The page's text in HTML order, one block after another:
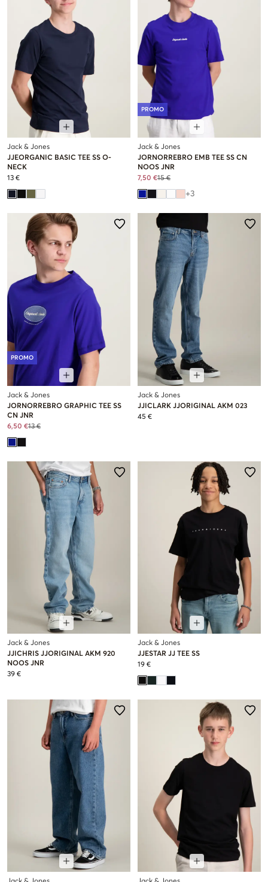
Jack & Jones
JJEORGANIC BASIC TEE SS O-
NECK
13 €
PROMO
Jack & Jones
JORNORREBRO EMB TEE SS CN
NOOS JNR
7,50 €15 €
+3
PROMO
Jack & Jones
JORNORREBRO GRAPHIC TEE SS
CN JNR
6,50 €13 €
Jack & Jones
JJICLARK JJORIGINAL AKM 023
45 €
Jack & Jones
JJICHRIS JJORIGINAL AKM 920
NOOS JNR
39 €
Jack & Jones
JJESTAR JJ TEE SS
19 €